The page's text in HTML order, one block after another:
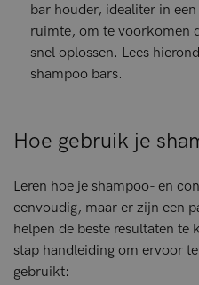
bar houder, idealiter in
ruimte, om te voorkomen
snel oplossen. Lees
shampoo bars.
Hoe gebruik je
Leren hoe je shampoo- en
eenvoudig, maar er zijn een
helpen de beste resultaten
stap handleiding om ervoor
gebruikt: